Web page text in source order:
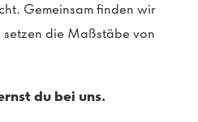
Gemeinsam finden wir
setzen die Maßstäbe von
du bei uns.